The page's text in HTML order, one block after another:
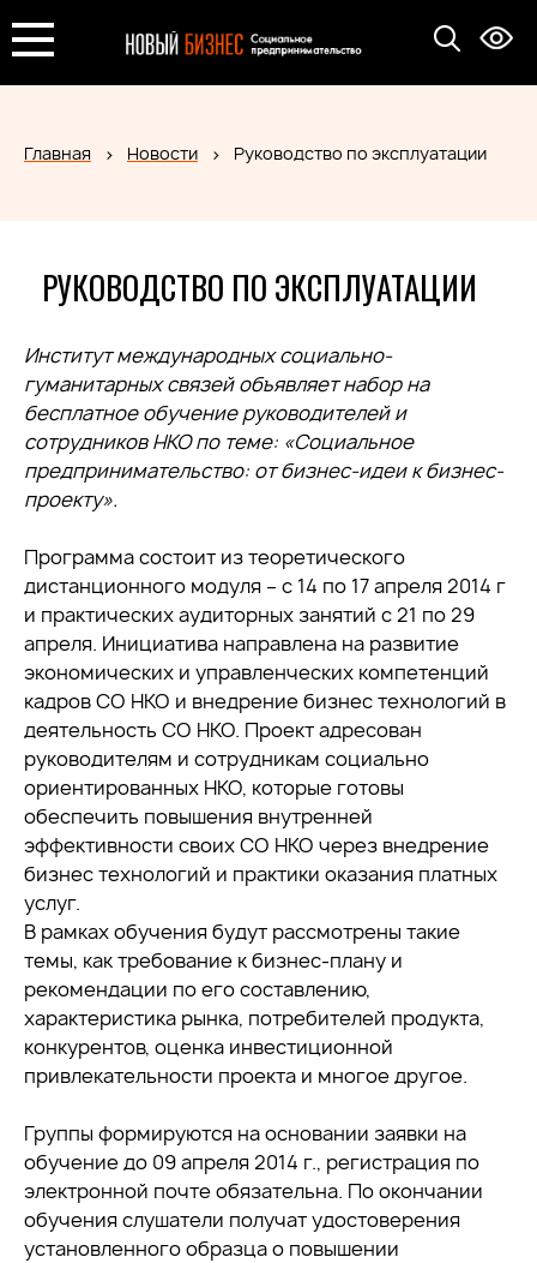
Главная Новости Руководство по эксплуатации
РУКОВОДСТВО ПО ЭКСПЛУАТАЦИИ
Институт международных социально-
гуманитарных связей объявляет набор на
бесплатное обучение руководителей и
сотрудников НКО по теме: «Социальное
предпринимательство: от бизнес-идеи к бизнес-
проекту».
Программа состоит из теоретического
дистанционного модуля – с 14 по 17 апреля 2014 г
и практических аудиторных занятий с 21 по 29
апреля. Инициатива направлена на развитие
экономических и управленческих компетенций
кадров СО НКО и внедрение бизнес технологий в
деятельность СО НКО. Проект адресован
руководителям и сотрудникам социально
ориентированных НКО, которые готовы
обеспечить повышения внутренней
эффективности своих СО НКО через внедрение
бизнес технологий и практики оказания платных
услуг.
В рамках обучения будут рассмотрены такие
темы, как требование к бизнес-плану и
рекомендации по его составлению,
характеристика рынка, потребителей продукта,
конкурентов, оценка инвестиционной
привлекательности проекта и многое другое.
Группы формируются на основании заявки на
обучение до 09 апреля 2014 г., регистрация по
электронной почте обязательна. По окончании
обучения слушатели получат удостоверения
установленного образца о повышении